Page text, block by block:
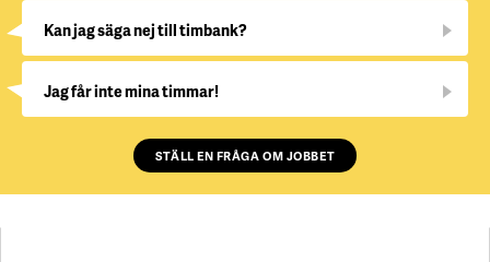
Kan jag säga nej till timbank?
Jag får inte mina timmar!
STÄLL EN FRÅGA OM JOBBET